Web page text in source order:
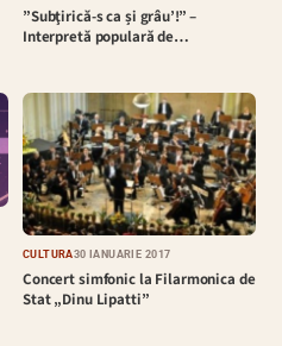
”Subţirică-s ca și grâu’!” –
Interpretă populară de…
CULTURĂ30 IANUARIE 2017
Concert simfonic la Filarmonica de
Stat „Dinu Lipatti”